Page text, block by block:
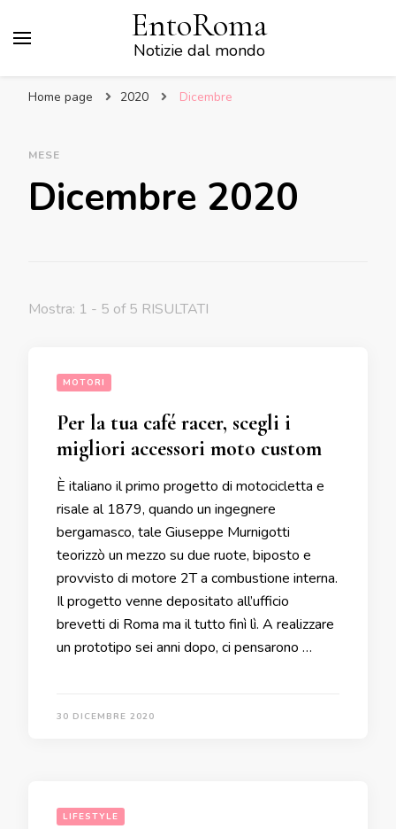
EntoRoma
Notizie dal mondo
Home page 2020 Dicembre
MESE
Dicembre 2020
Mostra: 1 - 5 of 5 RISULTATI
MOTORI
Per la tua café racer, scegli i
migliori accessori moto custom
È italiano il primo progetto di motocicletta e
risale al 1879, quando un ingegnere
bergamasco, tale Giuseppe Murnigotti
teorizzò un mezzo su due ruote, biposto e
provvisto di motore 2T a combustione interna.
Il progetto venne depositato all’ufficio
brevetti di Roma ma il tutto finì lì. A realizzare
un prototipo sei anni dopo, ci pensarono …
30 DICEMBRE 2020
LIFESTYLE